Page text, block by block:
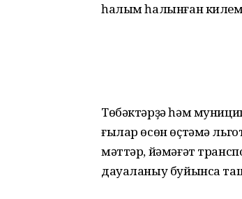
һа­лым һалынған
Төбәктәрҙә һәм
ғылар өсөн өҫтәмә
мәт­тәр, йәмәғәт
дауаланыу буйынса